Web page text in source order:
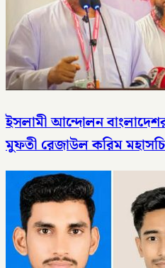
ইসলামী আন্দোলন
মুফতী রেজাউল করিম